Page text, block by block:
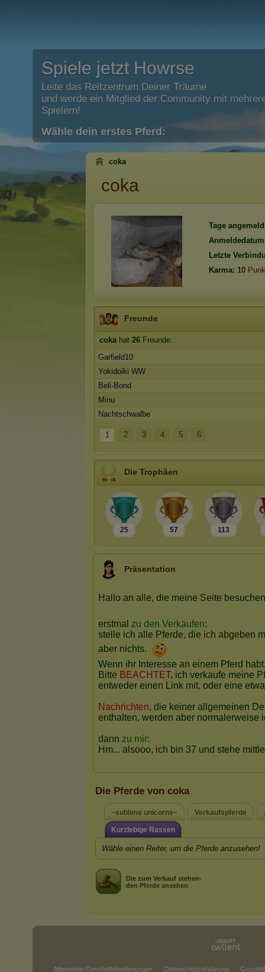
Spiele jetzt Howrse
Leite das Reitzentrum Deiner Träume
und werde ein Mitglied der Community mit
Spielern!
Wähle dein erstes Pferd:
coka
coka
Tage
Letzte
Karma: 10
Freunde
cokahat 26 Freunde:
Garfield10
Yokidoiki WW
Beli-Bond
Minu
Nachtschwalbe
1 2 3 4 5 6
Die Trophäen
25 57 113
Präsentation
Die Pferde von coka
~sublime unicorns~ Verkaufspferde
Kurzlebige Rassen
Wähle einen Reiter, um die Pferde anzusehen!
Die zum Verkauf stehen-
den Pferde ansehen
Allgemeine Geschäftsbedingungen Datenschutzerklärung